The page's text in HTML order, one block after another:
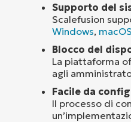
Supporto del
Scalefusion
Windows, macOS
Blocco del
La piattaforma
agli
Facile da
Il processo di